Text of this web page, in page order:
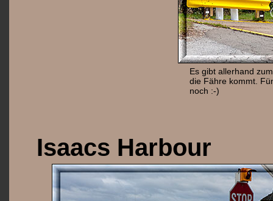
Es gibt allerhand
die Fähre kommt.
noch :-)
Isaacs Harbour